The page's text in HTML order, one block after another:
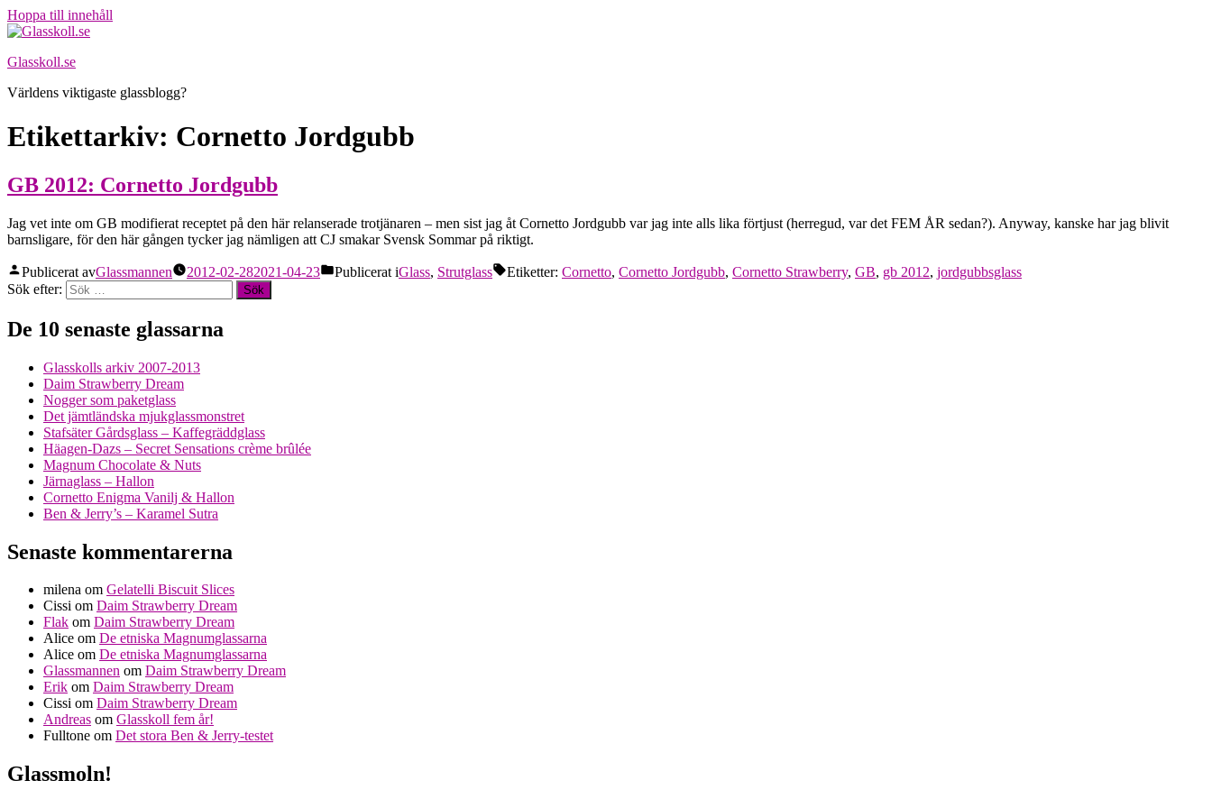
Hoppa till innehåll
Glasskoll.se
Världens viktigaste glassblogg?
Etikettarkiv: Cornetto Jordgubb
GB 2012: Cornetto Jordgubb
Jag vet inte om GB modifierat receptet på den här relanserade trotjänaren – men sist jag åt Cornetto Jordgubb var jag inte alls lika förtjust (herregud, var det FEM ÅR sedan?). Anyway, kanske har jag blivit
barnsligare, för den här gången tycker jag nämligen att CJ smakar Svensk Sommar på riktigt.
Publicerat avGlassmannen 2012-02-282021-04-23 Publicerat iGlass, Strutglass Etiketter: Cornetto, Cornetto Jordgubb, Cornetto Strawberry, GB, gb 2012, jordgubbsglass
Sök efter:
De 10 senaste glassarna
Glasskolls arkiv 2007-2013
Daim Strawberry Dream
Nogger som paketglass
Det jämtländska mjukglassmonstret
Stafsäter Gårdsglass – Kaffegräddglass
Häagen-Dazs – Secret Sensations crème brûlée
Magnum Chocolate & Nuts
Järnaglass – Hallon
Cornetto Enigma Vanilj & Hallon
Ben & Jerry’s – Karamel Sutra
Senaste kommentarerna
milena om Gelatelli Biscuit Slices
Cissi om Daim Strawberry Dream
Flak om Daim Strawberry Dream
Alice om De etniska Magnumglassarna
Alice om De etniska Magnumglassarna
Glassmannen om Daim Strawberry Dream
Erik om Daim Strawberry Dream
Cissi om Daim Strawberry Dream
Andreas om Glasskoll fem år!
Fulltone om Det stora Ben & Jerry-testet
Glassmoln!